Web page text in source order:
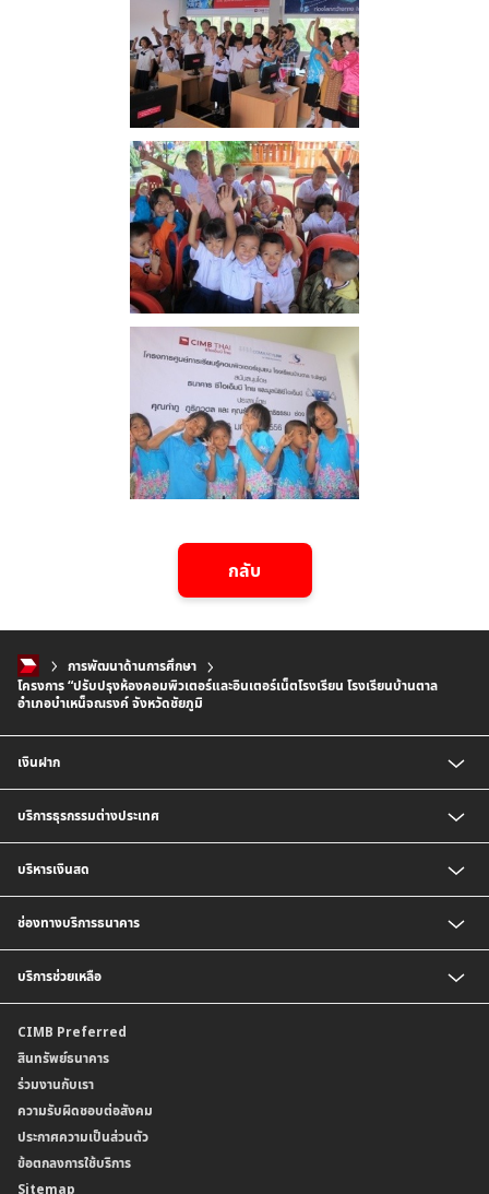
กลับ
การพัฒนาด้านการศึกษา
โครงการ “ปรับปรุงห้องคอมพิวเตอร์และอินเตอร์เน็ตโรงเรียน โรงเรียนบ้านตาล
อำเภอบำเหน็จณรงค์ จังหวัดชัยภูมิ
เงินฝาก
เงินฝากกระแสรายวัน
เงินฝากเพื่อบริหารจัดการเงินสด (Cash Management Savings)
เงินฝาก Corporate Super Savings
เงินฝากประจำ
บัญชี CIMB Biz Account
เงินฝากเงินตราต่างประเทศ
เงินฝากสกุลมาเลเซียริงกิต
บัญชีเงินฝาก CIMB Biz US Dollar
บริการธุรกรรมต่างประเทศ
บริการเพื่อธุรกิจส่งออก
บริการออกหนังสือค้ำประกัน
บริหารเงินสด
บริการรับชำระเงิน
ช่องทางบริการธนาคาร
พร้อมเพย์นิติบุคคล
บริการช่วยเหลือ
สาขาธนาคาร
ข้อมูลคุณภาพการให้บริการ
CIMB Preferred
สินทรัพย์ธนาคาร
ร่วมงานกับเรา
ความรับผิดชอบต่อสังคม
ประกาศความเป็นส่วนตัว
ข้อตกลงการใช้บริการ
Sitemap